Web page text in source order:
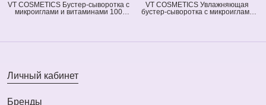
VT COSMETICS Бустер-сыворотка с
микроиглами и витаминами 100
VT COSMETICS Увлажняющая
бустер-сыворотка с микроиглами
Личный кабинет
Бренды